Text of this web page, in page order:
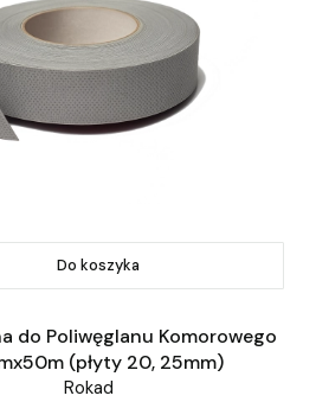
Do koszyka
do Poliwęglanu Komorowego
(płyty 20, 25mm)
Rokad